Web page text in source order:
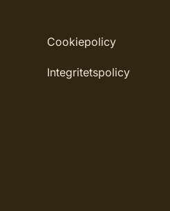
Cookiepolicy
Integritetspolicy